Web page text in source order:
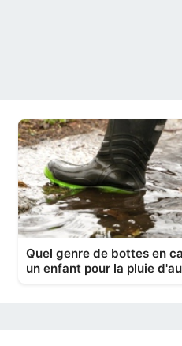
Quel genre de bottes en
un enfant pour la pluie